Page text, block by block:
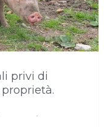
privi di
,